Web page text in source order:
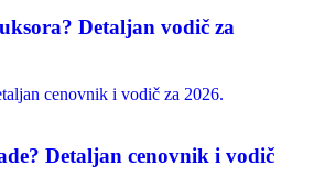
Detaljan vodič za
Detaljan cenovnik i vodič